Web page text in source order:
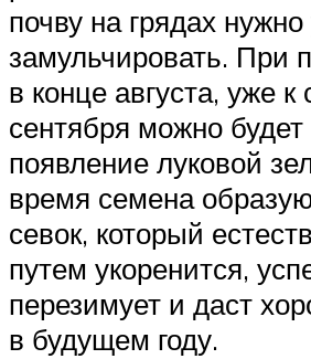
почву на грядах
замульчировать. При
в конце августа, уже к
сентября можно
появление луковой
время семена
севок, который
путем укоренится,
перезимует и даст
в будущем году.